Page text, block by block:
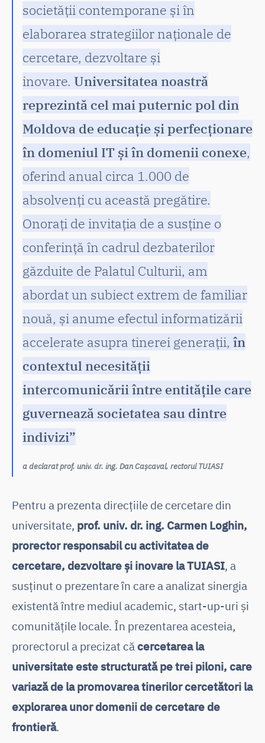
societății contemporane și în
elaborarea strategiilor naționale de
cercetare, dezvoltare și
inovare. Universitatea noastră
reprezintă cel mai puternic pol din
Moldova de educație și perfecționare
în domeniul IT și în domenii conexe,
oferind anual circa 1.000 de
absolvenți cu această pregătire.
Onorați de invitația de a susține o
conferință în cadrul dezbaterilor
găzduite de Palatul Culturii, am
abordat un subiect extrem de familiar
nouă, și anume efectul informatizării
accelerate asupra tinerei generații, în
contextul necesității
intercomunicării între entitățile care
guvernează societatea sau dintre
indivizi”
a declarat prof. univ. dr. ing. Dan Cașcaval, rectorul TUIASI
Pentru a prezenta direcțiile de cercetare din
universitate, prof. univ. dr. ing. Carmen Loghin,
prorector responsabil cu activitatea de
cercetare, dezvoltare și inovare la TUIASI, a
susținut o prezentare în care a analizat sinergia
existentă între mediul academic, start-up-uri și
comunitățile locale. În prezentarea acesteia,
prorectorul a precizat că cercetarea la
universitate este structurată pe trei piloni, care
variază de la promovarea tinerilor cercetători la
explorarea unor domenii de cercetare de
frontieră.